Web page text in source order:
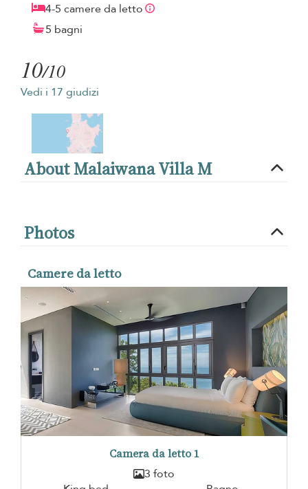
4-5 camere da letto
5 bagni
10/10
Vedi i 17 giudizi
About Malaiwana Villa M
Photos
Camere da letto
Camera da letto 1
3 foto